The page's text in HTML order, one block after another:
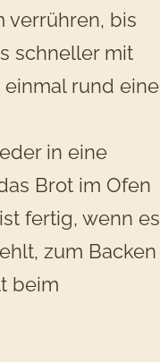
verrühren, bis
schneller mit
rund eine
in eine
Brot im Ofen
fertig, wenn es
zum Backen
beim